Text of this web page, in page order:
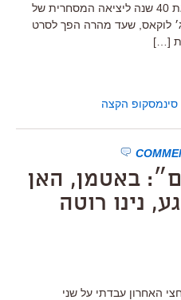
כאן העולם יציין היום (חמישי) מלאת 40 שנה ליציאה המסחרית של
לוקאס, שעד מהרה הפך לסרט
[…]
הקצה
באטמן, האן
נינו רוטה
האחרון עבדתי על שני